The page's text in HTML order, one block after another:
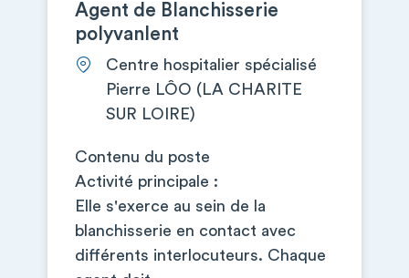
Agent de Blanchisserie
polyvanlent
Centre hospitalier spécialisé
Pierre LÔO (LA CHARITE
SUR LOIRE)
Contenu du poste
Activité principale :
Elle s'exerce au sein de la
blanchisserie en contact avec
différents interlocuteurs. Chaque